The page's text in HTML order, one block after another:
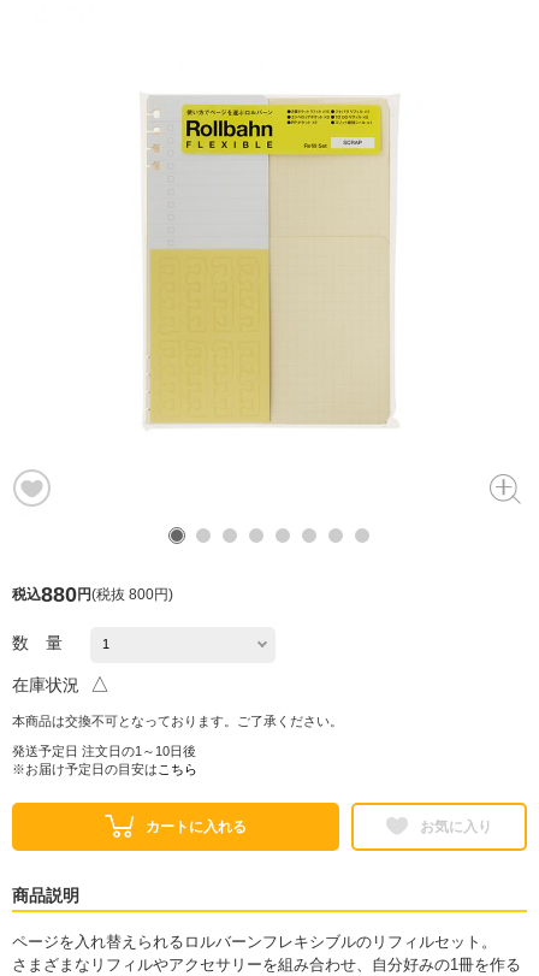
税込880円(税抜 800円)
数 量
在庫状況 △
本商品は交換不可となっております。ご了承ください。
発送予定日 注文日の1～10日後
※お届け予定日の目安は こちら
カートに入れる お気に入り
商品説明
ページを入れ替えられるロルバーンフレキシブルのリフィルセット。
さまざまなリフィルやアクセサリーを組み合わせ、自分好みの1冊を作る